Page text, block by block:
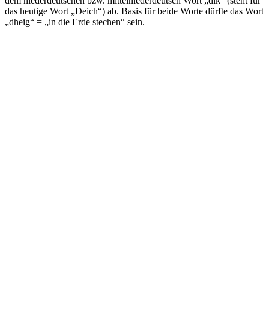
das heutige Wort „Deich“) ab. Basis für beide Worte dürfte das Wort
„dheig“ = „in die Erde stechen“ sein.